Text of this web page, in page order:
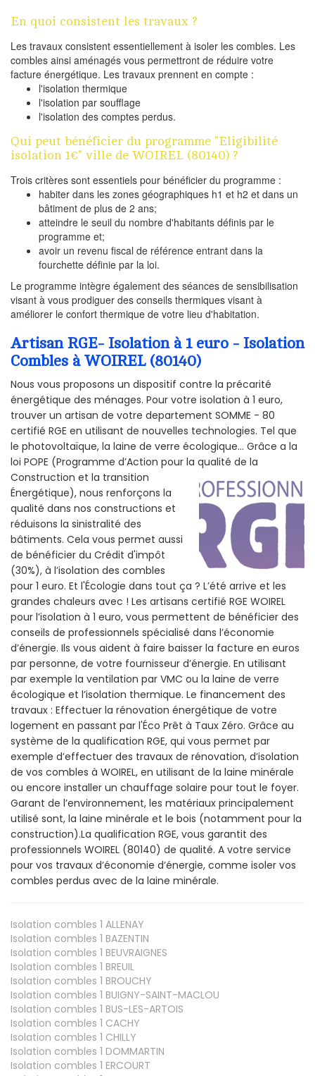
En quoi consistent les travaux ?
Les travaux consistent essentiellement à isoler les combles. Les
combles ainsi aménagés vous permettront de réduire votre
facture énergétique. Les travaux prennent en compte :
l'isolation thermique
l'isolation par soufflage
l'isolation des comptes perdus.
Qui peut bénéficier du programme "Eligibilité
isolation 1€" ville de WOIREL (80140) ?
Trois critères sont essentiels pour bénéficier du programme :
habiter dans les zones géographiques h1 et h2 et dans un
bâtiment de plus de 2 ans;
atteindre le seuil du nombre d'habitants définis par le
programme et;
avoir un revenu fiscal de référence entrant dans la
fourchette définie par la loi.
Le programme intègre également des séances de sensibilisation
visant à vous prodiguer des conseils thermiques visant à
améliorer le confort thermique de votre lieu d'habitation.
Artisan RGE- Isolation à 1 euro - Isolation
Combles à WOIREL (80140)
Nous vous proposons un dispositif contre la précarité
énergétique des ménages. Pour votre isolation à 1 euro,
trouver un artisan de votre departement SOMME - 80
certifié RGE en utilisant de nouvelles technologies. Tel que
le photovoltaïque, la laine de verre écologique... Grâce a la
loi POPE (Programme d’Action pour la qualité de la
Construction et la transition
Énergétique), nous renforçons la
qualité dans nos constructions et
réduisons la sinistralité des
bâtiments. Cela vous permet aussi
de bénéficier du Crédit d'impôt
(30%), à l’isolation des combles
pour 1 euro. Et l'Écologie dans tout ça ? L’été arrive et les
grandes chaleurs avec ! Les artisans certifié RGE WOIREL
pour l’isolation à 1 euro, vous permettent de bénéficier des
conseils de professionnels spécialisé dans l’économie
d’énergie. Ils vous aident à faire baisser la facture en euros
par personne, de votre fournisseur d’énergie. En utilisant
par exemple la ventilation par VMC ou la laine de verre
écologique et l’isolation thermique. Le financement des
travaux : Effectuer la rénovation énergétique de votre
logement en passant par l'Éco Prêt à Taux Zéro. Grâce au
système de la qualification RGE, qui vous permet par
exemple d’effectuer des travaux de rénovation, d’isolation
de vos combles à WOIREL, en utilisant de la laine minérale
ou encore installer un chauffage solaire pour tout le foyer.
Garant de l’environnement, les matériaux principalement
utilisé sont, la laine minérale et le bois (notamment pour la
construction).La qualification RGE, vous garantit des
professionnels WOIREL (80140) de qualité. A votre service
pour vos travaux d’économie d’énergie, comme isoler vos
combles perdus avec de la laine minérale.
Isolation combles 1 ALLENAY
Isolation combles 1 BAZENTIN
Isolation combles 1 BEUVRAIGNES
Isolation combles 1 BREUIL
Isolation combles 1 BROUCHY
Isolation combles 1 BUIGNY-SAINT-MACLOU
Isolation combles 1 BUS-LES-ARTOIS
Isolation combles 1 CACHY
Isolation combles 1 CHILLY
Isolation combles 1 DOMMARTIN
Isolation combles 1 ERCOURT